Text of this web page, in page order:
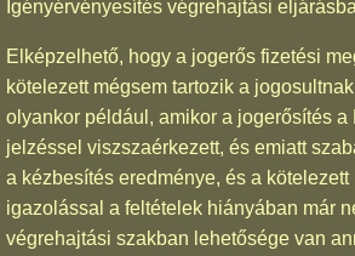
Igényérvényesítés végrehajtási
Elképzelhető, hogy a jogerős fizetési
kötelezett mégsem tartozik a
olyankor például, amikor a jogerősítés a
jelzéssel viszszaérkezett, és emiatt
a kézbesítés eredménye, és a kötelezett
igazolással a feltételek hiányában már
végrehajtási szakban lehetősége van